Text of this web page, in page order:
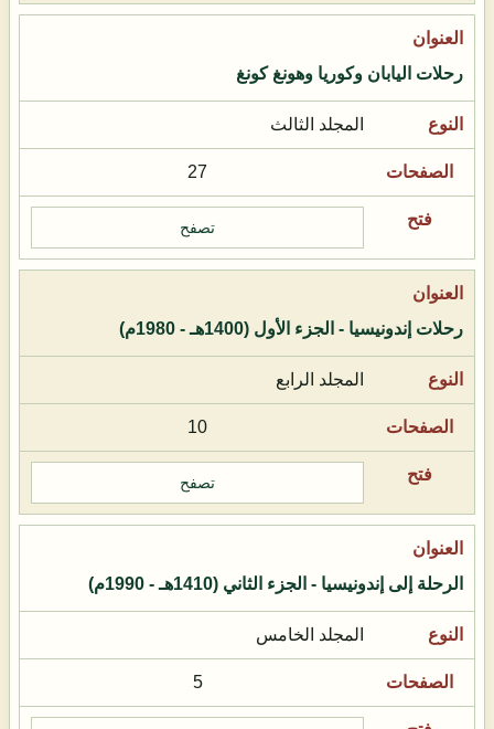
رحلات اليابان وكوريا وهونغ كونغ
المجلد الثالث
27
تصفح
رحلات إندونيسيا - الجزء الأول (1400هـ - 1980م)
المجلد الرابع
10
تصفح
الرحلة إلى إندونيسيا - الجزء الثاني (1410هـ - 1990م)
المجلد الخامس
5